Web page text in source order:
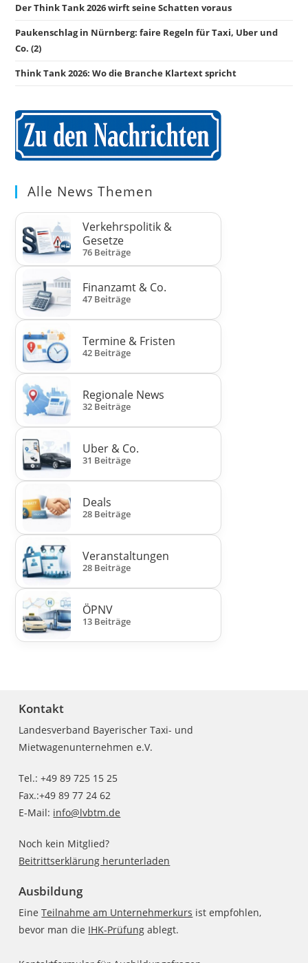
Der Think Tank 2026 wirft seine Schatten voraus
Paukenschlag in Nürnberg: faire Regeln für Taxi, Uber und
Co. (2)
Think Tank 2026: Wo die Branche Klartext spricht
Alle News Themen
Verkehrspolitik &
Gesetze
76 Beiträge
Finanzamt & Co.
47 Beiträge
Termine & Fristen
42 Beiträge
Regionale News
32 Beiträge
Uber & Co.
31 Beiträge
Deals
28 Beiträge
Veranstaltungen
28 Beiträge
ÖPNV
13 Beiträge
Kontakt
Landesverband Bayerischer Taxi- und
Mietwagenunternehmen e.V.
Tel.: +49 89 725 15 25
Fax.:+49 89 77 24 62
E-Mail: info@lvbtm.de
Noch kein Mitglied?
Beitrittserklärung herunterladen
Ausbildung
EineTeilnahme am Unternehmerkurs ist empfohlen,
bevor man die IHK-Prüfung ablegt.